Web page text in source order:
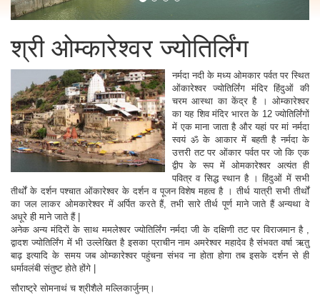
श्री ओम्कारेश्वर ज्योतिर्लिंग
नर्मदा नदी के मध्य ओमकार पर्वत पर स्थित
ओंकारेश्वर ज्योतिर्लिंग मंदिर हिंदुओं की
चरम आस्था का केंद्र है । ओम्कारेश्वर
का यह शिव मंदिर भारत के 12 ज्योतिर्लिंगों
में एक माना जाता है और यहां पर मां नर्मदा
स्वयं ॐ के आकार में बहती है नर्मदा के
उत्तरी तट पर ओंकार पर्वत पर जो कि एक
द्वीप के रूप में ओमकारेश्वर अत्यंत ही
पवित्र व सिद्ध स्थान है । हिंदुओं में सभी
तीर्थों के दर्शन पश्चात ओंकारेश्वर के दर्शन व पूजन विशेष महत्व है । तीर्थ यात्री सभी तीर्थों
का जल लाकर ओमकारेश्वर में अर्पित करते हैं, तभी सारे तीर्थ पूर्ण माने जाते हैं अन्यथा वे
अधूरे ही माने जाते हैं |
अनेक अन्य मंदिरों के साथ ममलेश्वर ज्योतिर्लिंग नर्मदा जी के दक्षिणी तट पर विराजमान है ,
द्वादश ज्योतिर्लिंग में भी उल्लेखित है इसका प्राचीन नाम अमरेश्वर महादेव है संभवत वर्षा ऋतु
बाढ़ इत्यादि के समय जब ओम्कारेश्वर पहुंचना संभव ना होता होगा तब इसके दर्शन से ही
धर्मावलंबी संतुष्ट होते होंगे |
सौराष्ट्रे सोमनाथं च श्रीशैले मल्लिकार्जुनम्।